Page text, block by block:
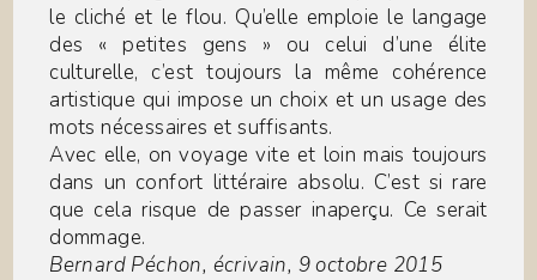
le cliché et le flou. Qu’elle emploie le langage
des « petites gens » ou celui d’une élite
culturelle, c’est toujours la même cohérence
artistique qui impose un choix et un usage des
mots nécessaires et suffisants.
Avec elle, on voyage vite et loin mais toujours
dans un confort littéraire absolu. C’est si rare
que cela risque de passer inaperçu. Ce serait
dommage.
Bernard Péchon, écrivain, 9 octobre 2015